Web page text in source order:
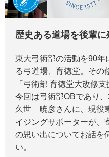
歴史ある道場を後輩に
東大弓術部の活動を90年
る弓道場、育徳堂。その
「弓術部 育徳堂大改修
今回は弓術部OBであり
久世 暁彦さんに、現役
イジングサポーターが、
の思い出についてお話を
い。